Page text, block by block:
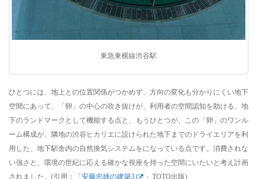
東急東横線渋谷駅
ひとつには、地上との位置関係がつかめず、方向の変化も分かりにくい地下
空間にあって、「卵」の中心の吹き抜けが、利用者の空間認知を助ける、地
下のランドマークとして機能する点と、もうひとつが、この「卵」のワンル
ーム構成が、隣地の渋谷ヒカリエに設けられた地下までのドライエリアを利
用した、地下駅舎内の自然換気システムをになっている点です。消費されな
い強さと、環境の世紀に応える確かな視座を持った空間にいたいと考え計画
されました。(引用：「 安藤忠雄の建築3 」TOTO出版)